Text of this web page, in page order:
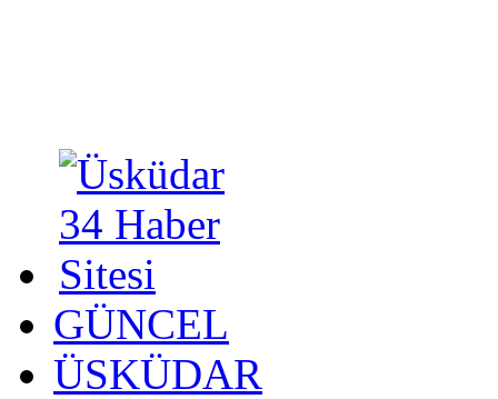
GÜNCEL
ÜSKÜDAR